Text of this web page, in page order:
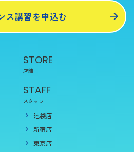
ス講習を申込む
STORE
店舗
STAFF
スタッフ
池袋店
新宿店
東京店